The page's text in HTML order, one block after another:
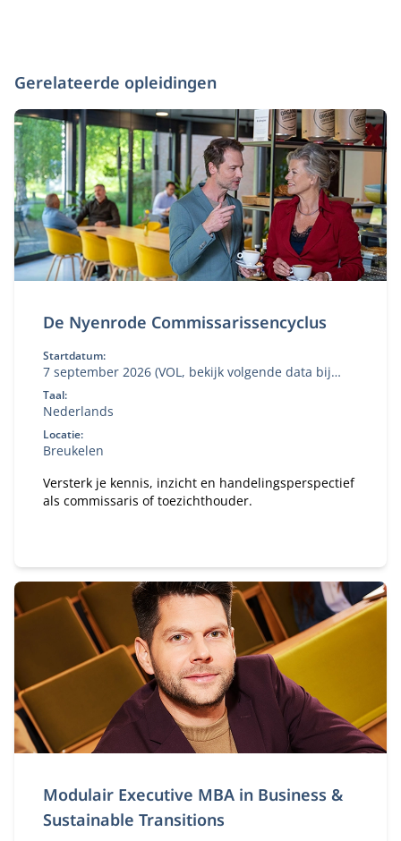
Gerelateerde opleidingen
De Nyenrode Commissarissencyclus
Startdatum:
7 september 2026 (VOL, bekijk volgende data bij
'aanmelden')
Taal:
Nederlands
Locatie:
Breukelen
Versterk je kennis, inzicht en handelingsperspectief
als commissaris of toezichthouder.
Modulair Executive MBA in Business &
Sustainable Transitions